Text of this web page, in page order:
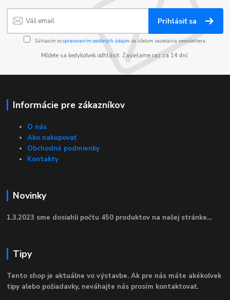
Prihlásiť sa
Súhlasím sospracovaním osobných údajov za účelom zasielania newslettera.
Môžete sa kedykoľvek odhlásiť. Zasielame raz za 14 dní.
Informácie pre zákazníkov
O nás
Ako nakupovať
Obchodné podmienky
Kontakty
Novinky
1.3.2023 sme dosiahli počtu 450 produktov na našej stránke...
Tipy
Tento shop je aktuálne vo výstavbe. Ak pre nás máte akékoľvek
tipy alebo požiadavky, neváhajte nás prosím kontaktovať.